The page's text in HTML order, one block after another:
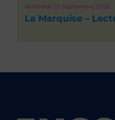
Vendredi 25 Septembre 2026
La Marquise –